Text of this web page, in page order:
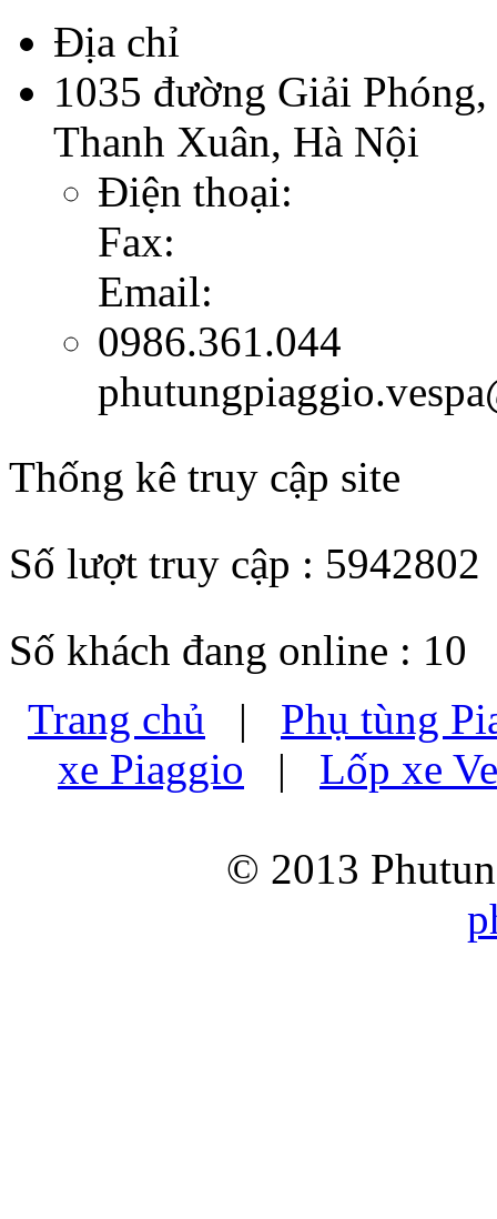
Địa chỉ
1035 đường Giải
Thanh Xuân, Hà Nội
Điện thoại:
Fax:
Email:
0986.361.044
Thống kê truy cập site
Số lượt truy cập : 5942802
Số khách đang online : 10
Trang chủ | Phụ tùng
xe Piaggio | Lốp xe
© 2013